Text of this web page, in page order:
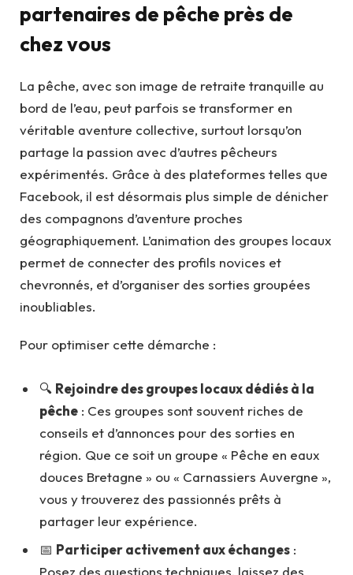
partenaires de pêche près de
chez vous
La pêche, avec son image de retraite tranquille au
bord de l’eau, peut parfois se transformer en
véritable aventure collective, surtout lorsqu’on
partage la passion avec d’autres pêcheurs
expérimentés. Grâce à des plateformes telles que
Facebook, il est désormais plus simple de dénicher
des compagnons d’aventure proches
géographiquement. L’animation des groupes locaux
permet de connecter des profils novices et
chevronnés, et d’organiser des sorties groupées
inoubliables.
Pour optimiser cette démarche :
🔍 Rejoindre des groupes locaux dédiés à la
pêche : Ces groupes sont souvent riches de
conseils et d’annonces pour des sorties en
région. Que ce soit un groupe « Pêche en eaux
douces Bretagne » ou « Carnassiers Auvergne »,
vous y trouverez des passionnés prêts à
partager leur expérience.
📅 Participer activement aux échanges :
Posez des questions techniques, laissez des